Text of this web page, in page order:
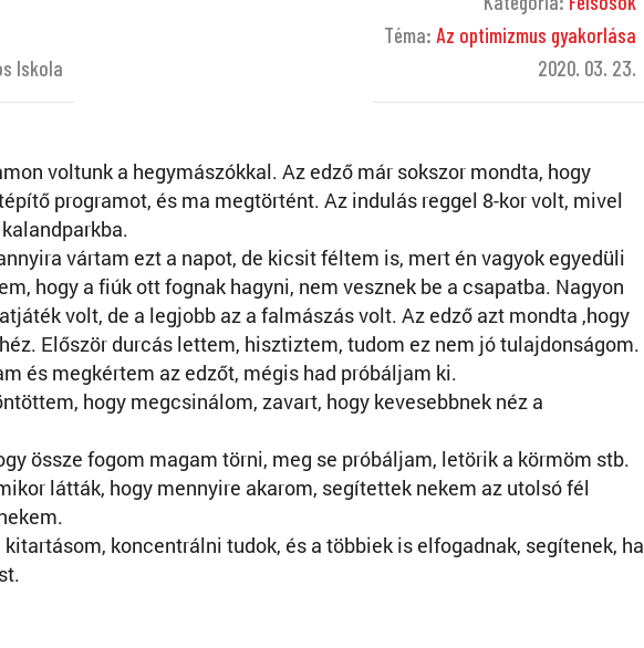
Iskola
Téma: Az optimizmus gyakorlása
2020. 03. 23.
voltunk a hegymászókkal. Az edző már sokszor mondta, hogy
programot, és ma megtörtént. Az indulás reggel 8-kor volt, mivel
vártam ezt a napot, de kicsit féltem is, mert én vagyok egyedüli
hogy a fiúk ott fognak hagyni, nem vesznek be a csapatba. Nagyon
volt, de a legjobb az a falmászás volt. Az edző azt mondta ,hogy
Először durcás lettem, hisztiztem, tudom ez nem jó tulajdonságom.
és megkértem az edzőt, mégis had próbáljam ki.
hogy megcsinálom, zavart, hogy kevesebbnek néz a
össze fogom magam törni, meg se próbáljam, letörik a körmöm stb.
látták, hogy mennyire akarom, segítettek nekem az utolsó fél
koncentrálni tudok, és a többiek is elfogadnak, segítenek, ha